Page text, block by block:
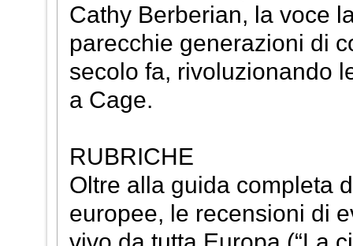
Cathy Berberian, la voce
parecchie generazioni di
secolo fa, rivoluzionando
a Cage.
RUBRICHE
Oltre alla guida completa
europee, le recensioni di